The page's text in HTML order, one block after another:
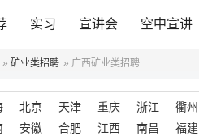
实习 宣讲会 空中宣讲
» 矿业类招聘 » 广西矿业类招聘
北京 天津 重庆 浙江 衢州
安徽 合肥 江西 南昌 福建